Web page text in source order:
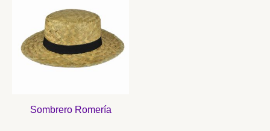
Sombrero Romería